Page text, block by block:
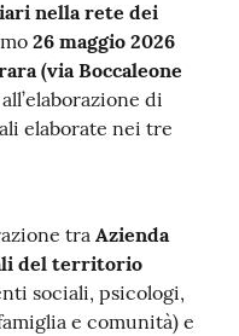
nella rete dei
26 maggio 2026
(via Boccaleone
di
elaborate nei tre
tra Azienda
del territorio
sociali, psicologi,
e comunità) e